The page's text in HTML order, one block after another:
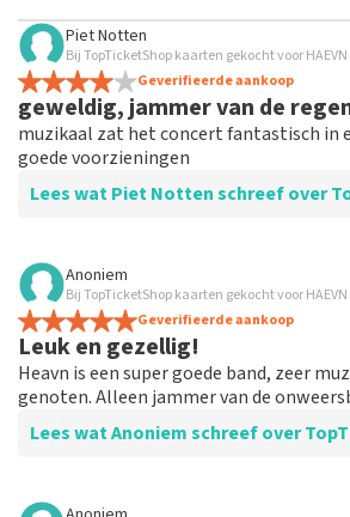
Piet Notten
Bij TopTicketShop kaarten gekocht voor
Geverifieerde aankoop
geweldig, jammer van de
muzikaal zat het concert fantastisch in
goede voorzieningen
Lees wat Piet Notten schreef over
Beoordeling van Piet Notten over
Goede service
Anoniem
Bij TopTicketShop kaarten gekocht voor
Geverifieerde aankoop
Leuk en gezellig!
Heavn is een super goede band, zeer
genoten. Alleen jammer van de
Lees wat Anoniem schreef over
Beoordeling van Anoniem over